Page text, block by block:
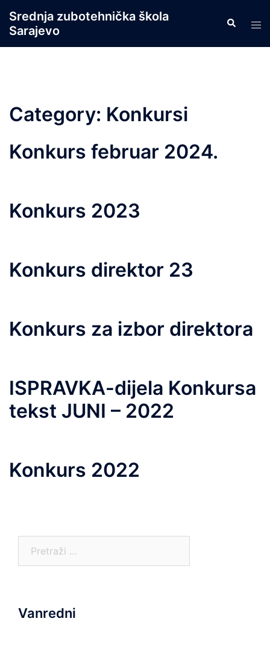
content
Srednja zubotehnička škola
Sarajevo
Search
Category: Konkursi
Konkurs februar 2024.
Konkurs 2023
Konkurs direktor 23
Konkurs za izbor direktora
ISPRAVKA-dijela Konkursa
tekst JUNI – 2022
Konkurs 2022
Vanredni